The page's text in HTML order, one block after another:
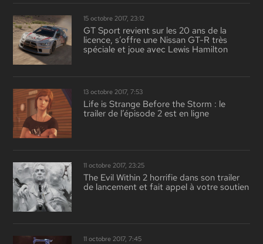
15 octobre 2017, 23:12
GT Sport revient sur les 20 ans de la
licence, s’offre une Nissan GT-R très
spéciale et joue avec Lewis Hamilton
13 octobre 2017, 7:53
Life is Strange Before the Storm : le
trailer de l’épisode 2 est en ligne
11 octobre 2017, 23:25
The Evil Within 2 horrifie dans son trailer
de lancement et fait appel à votre soutien
11 octobre 2017, 7:45